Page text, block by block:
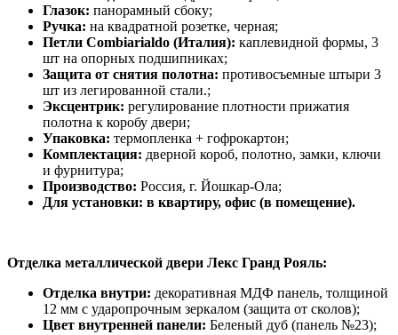
Глазок: панорамный сбоку;
Ручка: на квадратной розетке, черная;
Петли Combiarialdo (Италия): каплевидной формы, 3
шт на опорных подшипниках;
Защита от снятия полотна: противосъемные штыри 3
шт из легированной стали.;
Эксцентрик: регулирование плотности прижатия
полотна к коробу двери;
Упаковка: термопленка + гофрокартон;
Комплектация: дверной короб, полотно, замки, ключи
и фурнитура;
Производство: Россия, г. Йошкар-Ола;
Для установки: в квартиру, офис (в помещение).
Отделка металлической двери Лекс Гранд Рояль:
Отделка внутри: декоративная МДФ панель, толщиной
12 мм с ударопрочным зеркалом (защита от сколов);
Цвет внутренней панели: Беленый дуб (панель №23);